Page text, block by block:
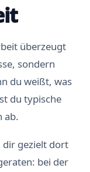
überzeugt
sondern
du weißt, was
du typische
ab.
dir gezielt dort
bei der